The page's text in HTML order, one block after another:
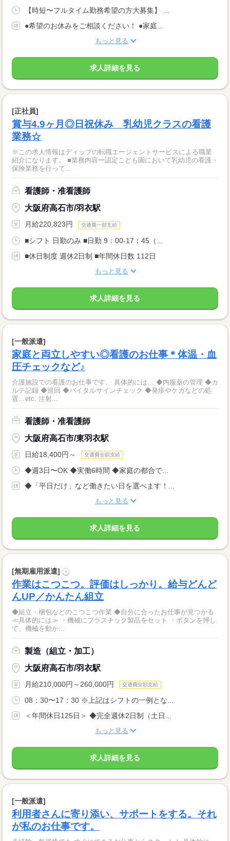
【時短〜フルタイム勤務希望の方大募集】 ...
●希望のお休みをご相談ください！ ●家庭...
もっと見る
求人詳細を見る
[正社員]
賞与4.9ヶ月◎日祝休み 乳幼児クラスの看護
業務☆
※この求人情報はディップの転職エージェントサービスによる職業
紹介になります。 ■業務内容ー認定こども園において乳幼児の看護・
保険業務を行って...
看護師・准看護師
大阪府高石市/羽衣駅
月給220,823円 交通費一部支給
■シフト 日勤のみ ■日勤 9：00-17：45（...
■休日制度 週休2日制 ■年間休日数 112日
もっと見る
求人詳細を見る
[一般派遣]
家庭と両立しやすい◎看護のお仕事＊体温・血
圧チェックなど♪
介護施設での看護のお仕事です。 具体的には… ◆内服薬の管理 ◆カ
ルテ記録 ◆巡回 ◆バイタルサインチェック ◆発疹やケガなどの処
置…etc. 注射...
看護師・准看護師
大阪府高石市/東羽衣駅
日給18,400円～ 交通費全額支給
◆週3日〜OK ◆実働6時間 ◆家庭の都合で...
◆「平日だけ」など働きたい日を選べます！...
もっと見る
求人詳細を見る
[無期雇用派遣] ?
作業はこつこつ。評価はしっかり。給与どんど
んUP／かんたん組立
◆組立・梱包などのこつこつ作業 ◆自分に合ったお仕事が見つかる
≪具体的には≫ ・機械にプラスチック製品をセット ・ボタンを押し
て、機械を動か...
製造（組立・加工）
大阪府高石市/羽衣駅
月給210,000円～260,000円 交通費全額支給
08：30〜17：30 ※上記はシフトの一例とな...
＜年間休日125日＞ ◆完全週休2日制（土日...
もっと見る
求人詳細を見る
[一般派遣]
利用者さんに寄り添い、サポートをする。それ
が私のお仕事です。